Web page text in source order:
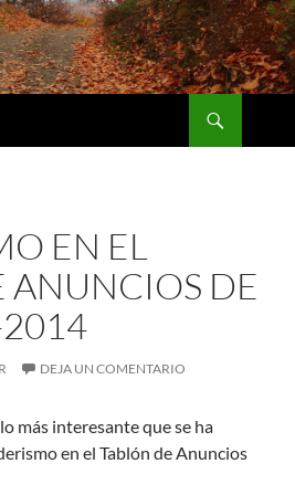
EN EL
ANUNCIOS DE
DEJA UN COMENTARIO
más interesante que se ha
en el Tablón de Anuncios